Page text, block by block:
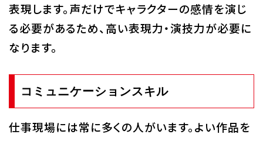
表現します。声だけでキャラクターの感情を演じ
る必要があるため、高い表現力・演技力が必要に
なります。
コミュニケーションスキル
仕事現場には常に多くの人がいます。よい作品を